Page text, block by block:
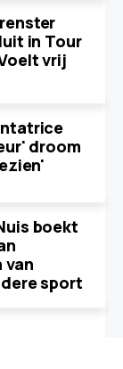
in Tour
vrij
droom
boekt
van
sport